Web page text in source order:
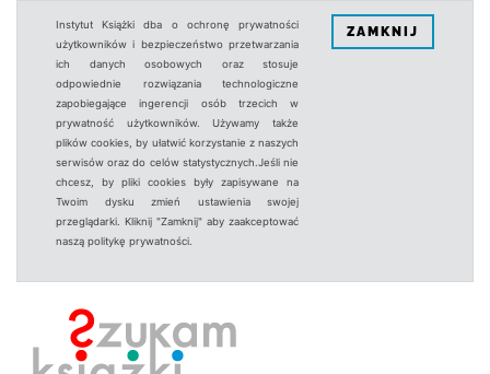
Instytut Książki dba o ochronę prywatności
użytkowników i bezpieczeństwo przetwarzania
ich danych osobowych oraz stosuje
odpowiednie rozwiązania technologiczne
zapobiegające ingerencji osób trzecich w
prywatność użytkowników. Używamy także
plików cookies, by ułatwić korzystanie z naszych
serwisów oraz do celów statystycznych.Jeśli nie
chcesz, by pliki cookies były zapisywane na
Twoim dysku zmień ustawienia swojej
przeglądarki. Kliknij "Zamknij" aby zaakceptować
naszą politykę prywatności.
ZAMKNIJ